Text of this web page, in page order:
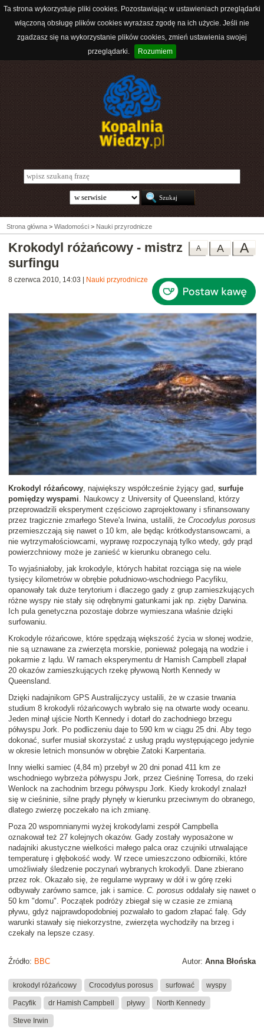
Ta strona wykorzystuje pliki cookies. Pozostawiając w ustawieniach przeglądarki
włączoną obsługę plików cookies wyrażasz zgodę na ich użycie. Jeśli nie
zgadzasz się na wykorzystanie plików cookies, zmień ustawienia swojej
przeglądarki.
Rozumiem
Strona główna > Wiadomości > Nauki przyrodnicze
A
A
A
Krokodyl różańcowy - mistrz
surfingu
8 czerwca 2010, 14:03 Nauki przyrodnicze
Krokodyl różańcowy , największy współcześnie żyjący gad, surfuje
pomiędzy wyspami . Naukowcy z University of Queensland, którzy
przeprowadzili eksperyment częściowo zaprojektowany i sfinansowany
przez tragicznie zmarłego Steve'a Irwina, ustalili, że Crocodylus porosus
przemieszczają się nawet o 10 km, ale będąc krótkodystansowcami, a
nie wytrzymałościowcami, wyprawę rozpoczynają tylko wtedy, gdy prąd
powierzchniowy może je zanieść w kierunku obranego celu.
To wyjaśniałoby, jak krokodyle, których habitat rozciąga się na wiele
tysięcy kilometrów w obrębie południowo-wschodniego Pacyfiku,
opanowały tak duże terytorium i dlaczego gady z grup zamieszkujących
różne wyspy nie stały się odrębnymi gatunkami jak np. zięby Darwina.
Ich pula genetyczna pozostaje dobrze wymieszana właśnie dzięki
surfowaniu.
Krokodyle różańcowe, które spędzają większość życia w słonej wodzie,
nie są uznawane za zwierzęta morskie, ponieważ polegają na wodzie i
pokarmie z lądu. W ramach eksperymentu dr Hamish Campbell złapał
20 okazów zamieszkujących rzekę pływową North Kennedy w
Queensland.
Dzięki nadajnikom GPS Australijczycy ustalili, że w czasie trwania
studium 8 krokodyli różańcowych wybrało się na otwarte wody oceanu.
Jeden minął ujście North Kennedy i dotarł do zachodniego brzegu
półwyspu Jork. Po podliczeniu daje to 590 km w ciągu 25 dni. Aby tego
dokonać, surfer musiał skorzystać z usług prądu występującego jedynie
w okresie letnich monsunów w obrębie Zatoki Karpentaria.
Inny wielki samiec (4,84 m) przebył w 20 dni ponad 411 km ze
wschodniego wybrzeża półwyspu Jork, przez Cieśninę Torresa, do rzeki
Wenlock na zachodnim brzegu półwyspu Jork. Kiedy krokodyl znalazł
się w cieśninie, silne prądy płynęły w kierunku przeciwnym do obranego,
dlatego zwierzę poczekało na ich zmianę.
Poza 20 wspomnianymi wyżej krokodylami zespół Campbella
oznakował też 27 kolejnych okazów. Gady zostały wyposażone w
nadajniki akustyczne wielkości małego palca oraz czujniki utrwalające
temperaturę i głębokość wody. W rzece umieszczono odbiorniki, które
umożliwiały śledzenie poczynań wybranych krokodyli. Dane zbierano
przez rok. Okazało się, że regularne wyprawy w dół i w górę rzeki
odbywały zarówno samce, jak i samice. C. porosus oddalały się nawet o
50 km "domu". Początek podróży zbiegał się w czasie ze zmianą
pływu, gdyż najprawdopodobniej pozwalało to gadom złapać falę. Gdy
warunki stawały się niekorzystne, zwierzęta wychodziły na brzeg i
czekały na lepsze czasy.
Autor: Anna Błońska
Źródło: BBC
krokodyl różańcowy Crocodylus porosus surfować wyspy
Pacyfik dr Hamish Campbell pływy North Kennedy
Steve Irwin